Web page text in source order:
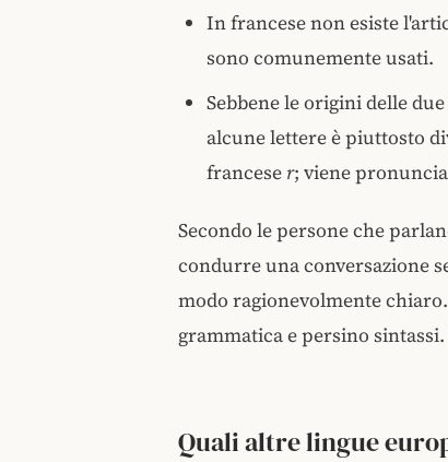
In francese non esiste
sono comunemente usati.
Sebbene le origini delle
alcune lettere è piuttosto
francese r; viene
Secondo le persone che
condurre una conversazione
modo ragionevolmente
grammatica e persino sintassi.
Quali altre lingue